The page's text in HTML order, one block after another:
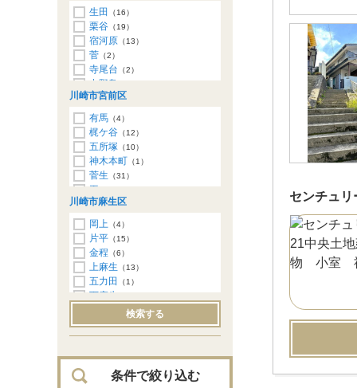
センチュ
千年
久末
二子（1）
溝口
向ケ丘
北野川
東野川（15）
生田
（16）
栗谷 （19）
宿河原 （13）
菅 （2）
寺尾台 （2）
中野島
長尾（4）
西生田
登戸 （1）
登戸新町
東生田（2）
東三田
南生田
長沢（4）
菅城下（9）
菅仙谷（1）
菅馬場（3）
布田 （1）
川崎市宮前区
有馬 （4）
梶ケ谷 （12）
五所塚 （10）
神木本町 （1）
菅生 （31）
平
馬絹（5）
けやき平
南平台
犬蔵
初山（8）
水沢 （30）
東有馬
菅生ケ丘（1）
野川本町（9）
西野川
南野川（39）
川崎市麻生区
岡上 （4）
片平 （15）
金程 （6）
上麻生 （13）
五力田 （1）
下麻生
（24）
多摩美（5）
千代ケ丘（19）
東百合丘 （16）
（24）
検索する
条件で絞り込む